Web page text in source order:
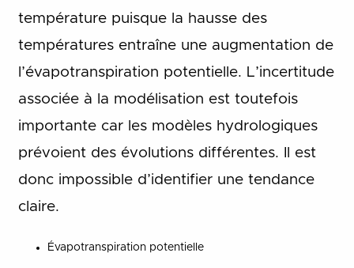
température puisque la hausse des
températures entraîne une augmentation de
l’évapotranspiration potentielle. L’incertitude
associée à la modélisation est toutefois
importante car les modèles hydrologiques
prévoient des évolutions différentes. Il est
donc impossible d’identifier une tendance
claire.
Évapotranspiration potentielle